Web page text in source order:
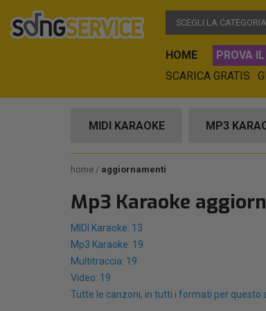
SCEGLI LA CATEGORIA
HOME PROVA
SCARICA GRATIS
MIDI KARAOKE MP3
home aggiornamenti
Mp3 Karaoke
MIDI Karaoke: 13
Mp3 Karaoke: 19
Multitraccia: 19
Video: 19
Tutte le canzoni, in tutti i formati per questo